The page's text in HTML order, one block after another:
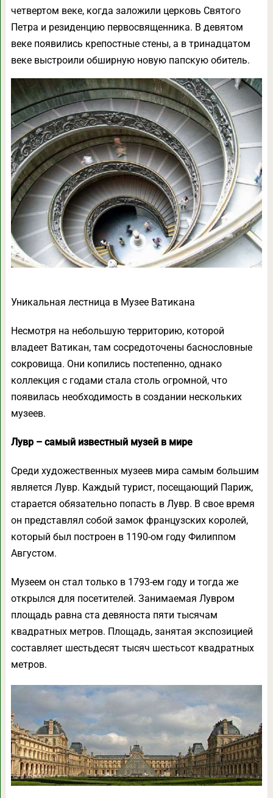
четвертом веке, когда заложили церковь Святого
Петра и резиденцию первосвященника. В девятом
веке появились крепостные стены, а в тринадцатом
веке выстроили обширную новую папскую обитель.
Уникальная лестница в Музее Ватикана
Несмотря на небольшую территорию, которой
владеет Ватикан, там сосредоточены баснословные
сокровища. Они копились постепенно, однако
коллекция с годами стала столь огромной, что
появилась необходимость в создании нескольких
музеев.
Лувр – самый известный музей в мире
Среди художественных музеев мира самым большим
является Лувр. Каждый турист, посещающий Париж,
старается обязательно попасть в Лувр. В свое время
он представлял собой замок французских королей,
который был построен в 1190-ом году Филиппом
Августом.
Музеем он стал только в 1793-ем году и тогда же
открылся для посетителей. Занимаемая Лувром
площадь равна ста девяноста пяти тысячам
квадратных метров. Площадь, занятая экспозицией
составляет шестьдесят тысяч шестьсот квадратных
метров.